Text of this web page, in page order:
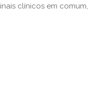
clínicos em comum,